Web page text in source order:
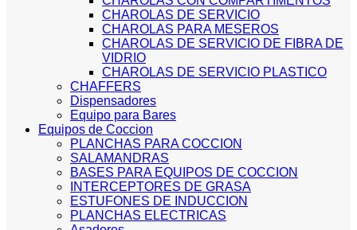
CHAROLAS DE SERVICIO
CHAROLAS PARA MESEROS
CHAROLAS DE SERVICIO DE FIBRA DE
VIDRIO
CHAROLAS DE SERVICIO PLASTICO
CHAFFERS
Dispensadores
Equipo para Bares
Equipos de Coccion
PLANCHAS PARA COCCION
SALAMANDRAS
BASES PARA EQUIPOS DE COCCION
INTERCEPTORES DE GRASA
ESTUFONES DE INDUCCION
PLANCHAS ELECTRICAS